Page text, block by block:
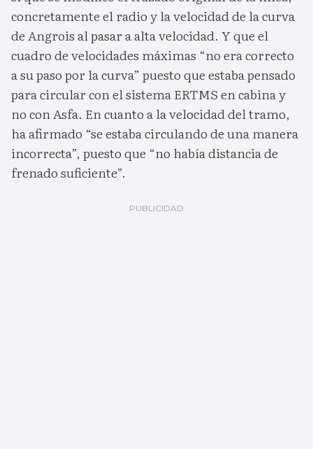
concretamente el radio y la velocidad de la curva
de Angrois al pasar a alta velocidad. Y que el
cuadro de velocidades máximas “no era correcto
a su paso por la curva” puesto que estaba pensado
para circular con el sistema ERTMS en cabina y
no con Asfa. En cuanto a la velocidad del tramo,
ha afirmado “se estaba circulando de una manera
incorrecta”, puesto que “no había distancia de
frenado suficiente”.